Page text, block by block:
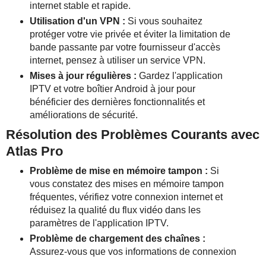
internet stable et rapide.
Utilisation d'un VPN : Si vous souhaitez
protéger votre vie privée et éviter la limitation de
bande passante par votre fournisseur d'accès
internet, pensez à utiliser un service VPN.
Mises à jour régulières : Gardez l'application
IPTV et votre boîtier Android à jour pour
bénéficier des dernières fonctionnalités et
améliorations de sécurité.
Résolution des Problèmes Courants avec
Atlas Pro
Problème de mise en mémoire tampon : Si
vous constatez des mises en mémoire tampon
fréquentes, vérifiez votre connexion internet et
réduisez la qualité du flux vidéo dans les
paramètres de l'application IPTV.
Problème de chargement des chaînes :
Assurez-vous que vos informations de connexion